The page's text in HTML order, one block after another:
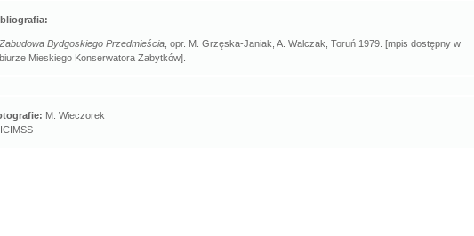
Zabudowa Bydgoskiego Przedmieścia , opr. M. Grzęska-Janiak, A. Walczak, Toruń 1979. [mpis dostępny w
biurze Mieskiego Konserwatora Zabytków].
M. Wieczorek